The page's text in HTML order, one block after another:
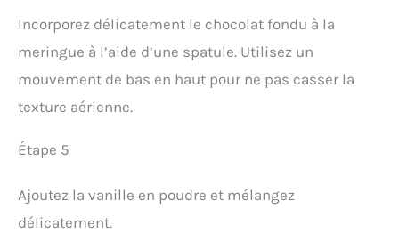
Incorporez délicatement le chocolat fondu à la
meringue à l’aide d’une spatule. Utilisez un
mouvement de bas en haut pour ne pas casser la
texture aérienne.
Étape 5
Ajoutez la vanille en poudre et mélangez
délicatement.